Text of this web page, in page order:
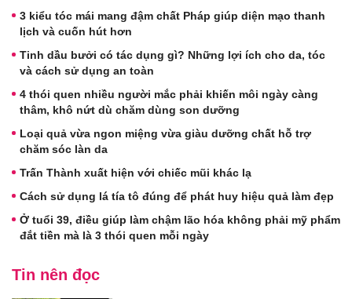
3 kiểu tóc mái mang đậm chất Pháp giúp diện mạo thanh
lịch và cuốn hút hơn
Tinh dầu bưởi có tác dụng gì? Những lợi ích cho da, tóc
và cách sử dụng an toàn
4 thói quen nhiều người mắc phải khiến môi ngày càng
thâm, khô nứt dù chăm dùng son dưỡng
Loại quả vừa ngon miệng vừa giàu dưỡng chất hỗ trợ
chăm sóc làn da
Trấn Thành xuất hiện với chiếc mũi khác lạ
Cách sử dụng lá tía tô đúng để phát huy hiệu quả làm đẹp
Ở tuổi 39, điều giúp làm chậm lão hóa không phải mỹ phẩm
đắt tiền mà là 3 thói quen mỗi ngày
Tin nên đọc